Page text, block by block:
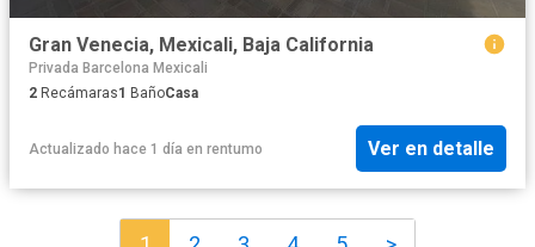
Gran Venecia, Mexicali, Baja California
Privada Barcelona Mexicali
2 Recámaras1 BañoCasa
Actualizado hace 1 día en rentumo Ver en detalle